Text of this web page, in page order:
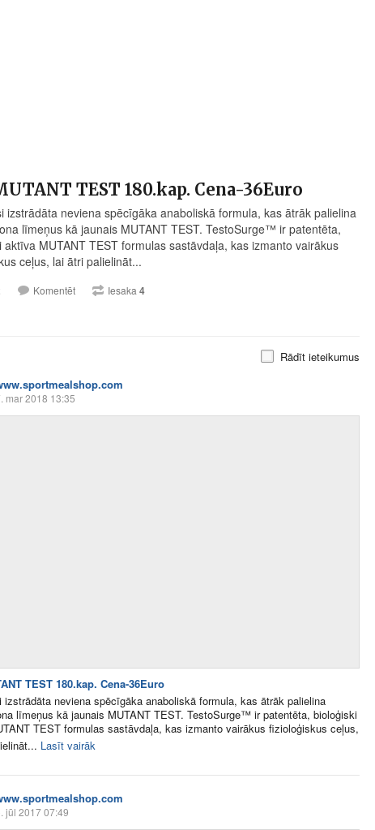
TEST 180.kap. Cena-36Euro
izstrādāta neviena spēcīgāka anaboliskā formula, kas ātrāk palielina
līmeņus kā jaunais MUTANT TEST. TestoSurge™ ir patentēta,
aktīva MUTANT TEST formulas sastāvdaļa, kas izmanto vairākus
ceļus, lai ātri palielināt...
Komentēt Iesaka 4
Rādīt ieteikumus
mar 2018 13:35
TEST 180.kap. Cena-36Euro
izstrādāta neviena spēcīgāka anaboliskā formula, kas ātrāk palielina
līmeņus kā jaunais MUTANT TEST. TestoSurge™ ir patentēta, bioloģiski
TEST formulas sastāvdaļa, kas izmanto vairākus fizioloģiskus ceļus,
Lasīt vairāk
jūl 2017 07:49